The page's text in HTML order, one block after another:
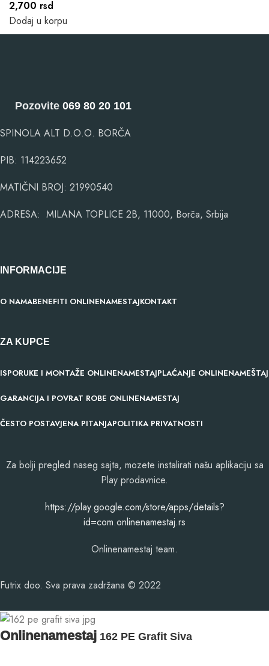
2,700 rsd
Dodaj u korpu
Pozovite 069 80 20 101
SPINOLA ALT D.O.O. BORČA
PIB: 114223652
MATIČNI BROJ: 21990540
ADRESA: MILANA TOPLICE 2B, 11000, Borča, Srbija
INFORMACIJE
O NAMABENEFITI ONLINENAMESTAJKONTAKT
ZA KUPCE
ISPORUKE I MONTAŽE ONLINENAMESTAJPLAĆANJE ONLINENAMEŠTAJ
GARANCIJA I POVRAT ROBE ONLINENAMESTAJ
ČESTO POSTAVJENA PITANJAPOLITIKA PRIVATNOSTI
Za bolji pregled naseg sajta, mozete instalirati našu aplikaciju sa
Play prodavnice.
​https://play.google.com/store/apps/details?
id=com.onlinenamestaj.rs
Onlinenamestaj team.
Futrix doo. Sva prava zadržana © 2022
Onlinenamestaj 162 PE Grafit Siva